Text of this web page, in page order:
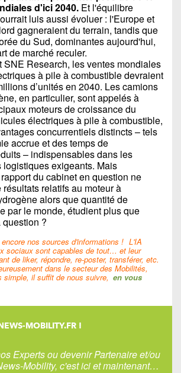
d'ici 2040. Et l'équilibre
luis aussi évoluer : l'Europe et
gagneraient du terrain, tandis que
du Sud, dominantes aujourd'hui,
de marché reculer.
SNE Research, les ventes mondiales
à pile à combustible devraient
d’unités en 2040. Les camions
en particulier, sont appelés à
moteurs de croissance du
électriques à pile à combustible,
concurrentiels distincts – tels
accrue et des temps de
– indispensables dans les
exigeants. Mais
du cabinet en question ne
relatifs au moteur à
alors que quantité de
par le monde, étudient plus que
?
nos sources d'informations ! L'IA
sociaux sont capables de tout… et leur
de liker, répondre, re-poster, transférer, etc.
dans le secteur des Mobilités,
simple, il suffit de nous suivre, en vous
MOBILITY.FR !
Experts ou devenir Partenaire et/ou
Mobility, c'est ici et maintenant…